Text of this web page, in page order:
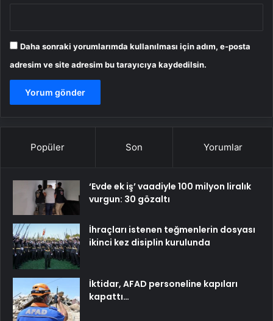
Daha sonraki yorumlarımda kullanılması için adım, e-posta
adresim ve site adresim bu tarayıcıya kaydedilsin.
Popüler Son Yorumlar
‘Evde ek iş’ vaadiyle 100 milyon liralık
vurgun: 30 gözaltı
İhraçları istenen teğmenlerin dosyası
ikinci kez disiplin kurulunda
İktidar, AFAD personeline kapıları
kapattı…